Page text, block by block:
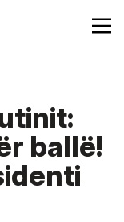
ballë!